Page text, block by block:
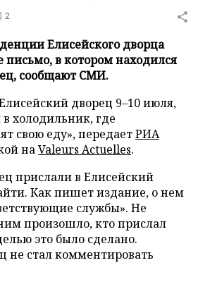
2
Елисейского дворца
письмо, в котором находился
сообщают СМИ.
дворец 9–10 июля,
холодильник, где
свою еду», передаетРИА
наValeurs Actuelles.
прислали в Елисейский
Как пишет издание, о нем
службы». Не
произошло, кто прислал
это было сделано.
не стал комментировать